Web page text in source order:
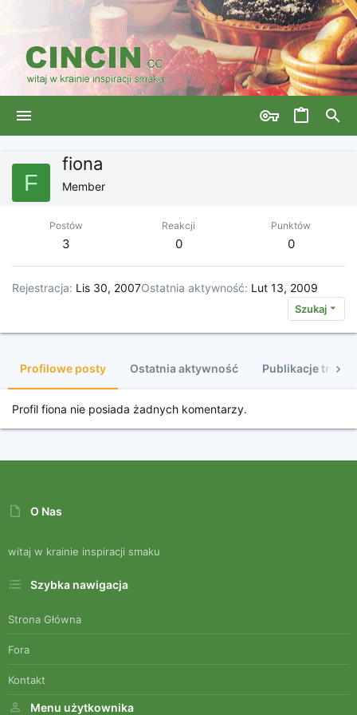
F
fiona
Member
Postów
3
Reakcji
0
Punktów
0
Rejestracja Lis 30, 2007Ostatnia aktywność Lut 13, 2009
Szukaj
Profilowe posty Ostatnia aktywność Publikacje treści
Profil fiona nie posiada żadnych komentarzy.
O Nas
witaj w krainie inspiracji smaku
Szybka nawigacja
Strona Główna
Fora
Kontakt
Menu użytkownika